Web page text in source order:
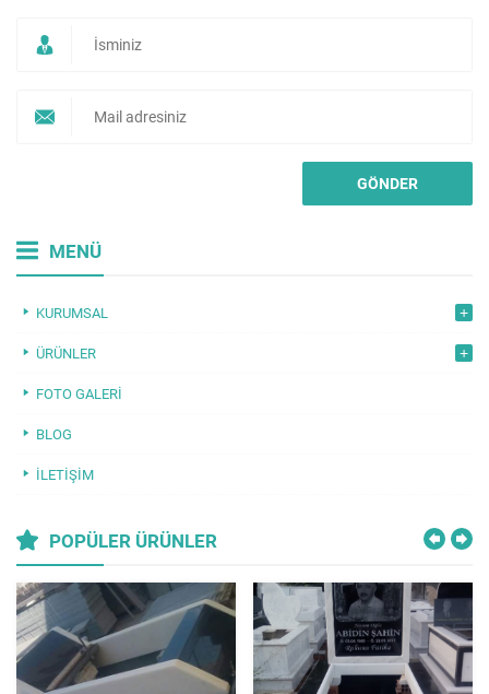
MENÜ
KURUMSAL
ÜRÜNLER
FOTO GALERI
BLOG
İLETIŞIM
POPÜLER ÜRÜNLER